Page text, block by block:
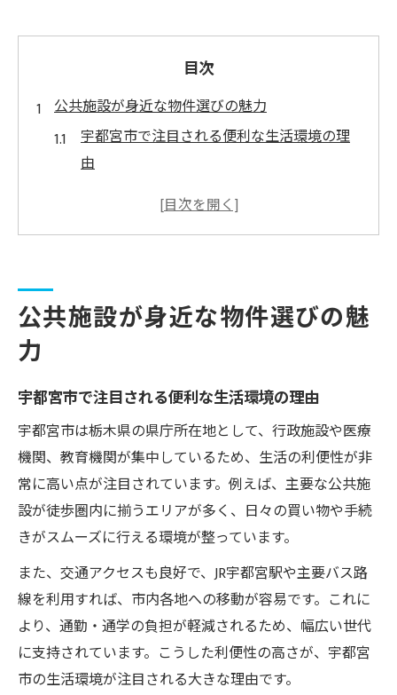
目次
公共施設が身近な物件選びの魅力
宇都宮市で注目される便利な生活環境の理
由
公共施設近くの物件が宇都宮市で人気の背
宇都宮市で不動産売却時に選ばれる物件条
件
宇都宮市で便利な生活を叶える方法
宇都宮市の公共施設周辺で叶う暮らしの利
点
徒歩圏内で完結する宇都宮市の生活スタイ
ル
宇都宮市不動産売買で生活利便性を重視す
るコツ
宇都宮市の不動産売却に役立つ立地選びの
基準
賃貸アパートやマンション選びでの注意点
不動産売買なら公共施設近くが有利
公共施設が身近な物件選びの魅
力
宇都宮市で注目される便利な生活環境の理由
宇都宮市は栃木県の県庁所在地として、行政施設や医療
機関、教育機関が集中しているため、生活の利便性が非
常に高い点が注目されています。例えば、主要な公共施
設が徒歩圏内に揃うエリアが多く、日々の買い物や手続
きがスムーズに行える環境が整っています。
また、交通アクセスも良好で、JR宇都宮駅や主要バス路
線を利用すれば、市内各地への移動が容易です。これに
より、通勤・通学の負担が軽減されるため、幅広い世代
に支持されています。こうした利便性の高さが、宇都宮
市の生活環境が注目される大きな理由です。